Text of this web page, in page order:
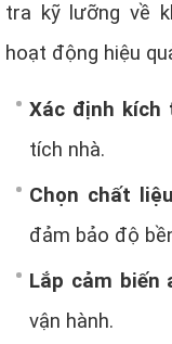
tra kỹ lưỡng về
hoạt động hiệu
Xác định kích
tích nhà.
Chọn chất liệu
đảm bảo độ
Lắp cảm biến
vận hành.